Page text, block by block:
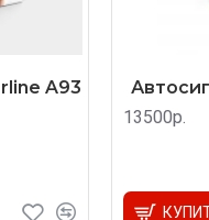
A93
13500р.